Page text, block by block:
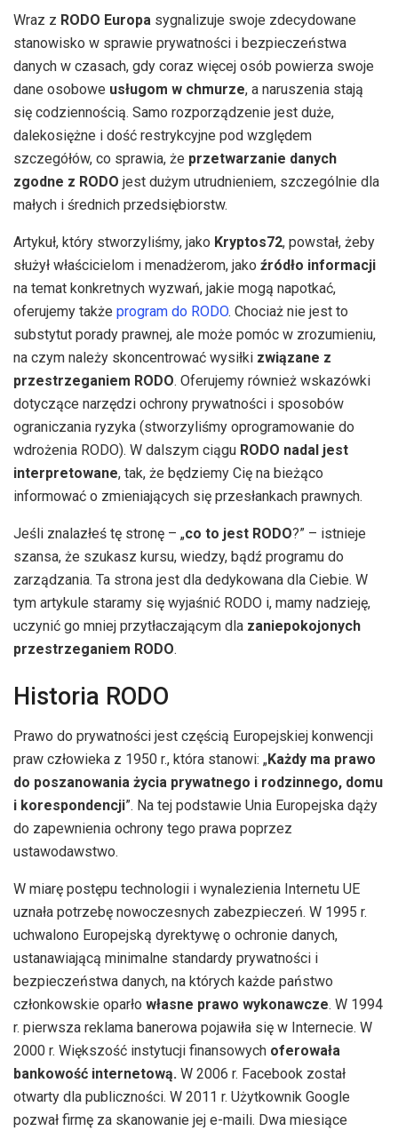
Wraz z RODO Europa sygnalizuje swoje zdecydowane
stanowisko w sprawie prywatności i bezpieczeństwa
danych w czasach, gdy coraz więcej osób powierza swoje
dane osobowe usługom w chmurze, a naruszenia stają
się codziennością. Samo rozporządzenie jest duże,
dalekosiężne i dość restrykcyjne pod względem
szczegółów, co sprawia, że ​​przetwarzanie danych
zgodne z RODO jest dużym utrudnieniem, szczególnie dla
małych i średnich przedsiębiorstw.
Artykuł, który stworzyliśmy, jako Kryptos72, powstał, żeby
służył właścicielom i menadżerom, jako źródło informacji
na temat konkretnych wyzwań, jakie mogą napotkać,
oferujemy także program do RODO. Chociaż nie jest to
substytut porady prawnej, ale może pomóc w zrozumieniu,
na czym należy skoncentrować wysiłki związane z
przestrzeganiem RODO. Oferujemy również wskazówki
dotyczące narzędzi ochrony prywatności i sposobów
ograniczania ryzyka (stworzyliśmy oprogramowanie do
wdrożenia RODO). W dalszym ciągu RODO nadal jest
interpretowane, tak, że będziemy Cię na bieżąco
informować o zmieniających się przesłankach prawnych.
Jeśli znalazłeś tę stronę – „co to jest RODO?” – istnieje
szansa, że ​​szukasz kursu, wiedzy, bądź programu do
zarządzania. Ta strona jest dla dedykowana dla Ciebie. W
tym artykule staramy się wyjaśnić RODO i, mamy nadzieję,
uczynić go mniej przytłaczającym dla zaniepokojonych
przestrzeganiem RODO.
Historia RODO
Prawo do prywatności jest częścią Europejskiej konwencji
praw człowieka z 1950 r., która stanowi: „Każdy ma prawo
do poszanowania życia prywatnego i rodzinnego, domu
i korespondencji”. Na tej podstawie Unia Europejska dąży
do zapewnienia ochrony tego prawa poprzez
ustawodawstwo.
W miarę postępu technologii i wynalezienia Internetu UE
uznała potrzebę nowoczesnych zabezpieczeń. W 1995 r.
uchwalono Europejską dyrektywę o ochronie danych,
ustanawiającą minimalne standardy prywatności i
bezpieczeństwa danych, na których każde państwo
członkowskie oparło własne prawo wykonawcze. W 1994
r. pierwsza reklama banerowa pojawiła się w Internecie. W
2000 r. Większość instytucji finansowych oferowała
bankowość internetową. W 2006 r. Facebook został
otwarty dla publiczności. W 2011 r. Użytkownik Google
pozwał firmę za skanowanie jej e-maili. Dwa miesiące